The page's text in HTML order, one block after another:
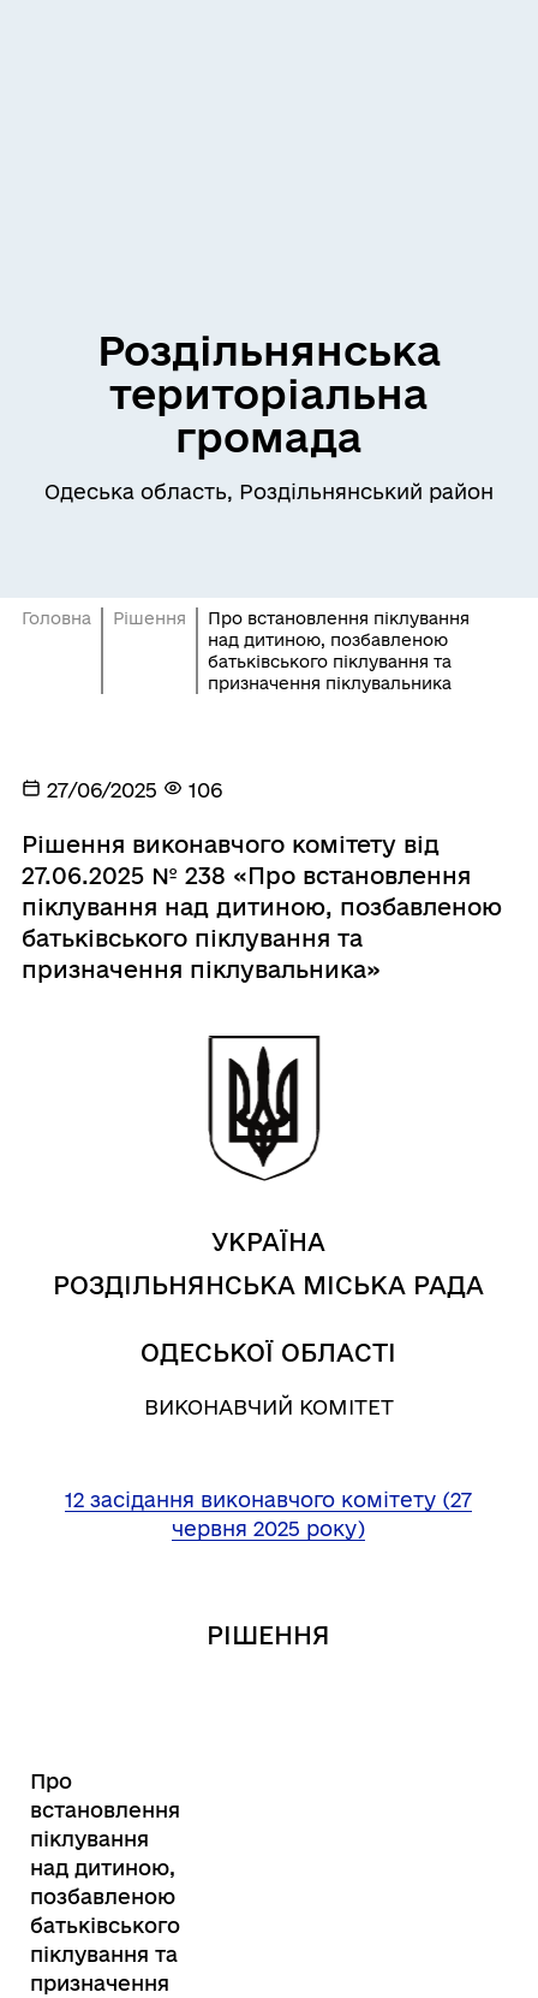
Роздільнянська
територіальна
громада
Одеська область, Роздільнянський район
Головна Рішення
Про встановлення піклування
над дитиною, позбавленою
батьківського піклування та
призначення піклувальника
27/06/2025 106
Рішення виконавчого комітету від
27.06.2025 № 238 «Про встановлення
піклування над дитиною, позбавленою
батьківського піклування та
призначення піклувальника»
УКРАЇНА
РОЗДІЛЬНЯНСЬКА МІСЬКА РАДА
ОДЕСЬКОЇ ОБЛАСТІ
ВИКОНАВЧИЙ КОМІТЕТ
12 засідання виконавчого комітету (27
червня 2025 року)
РІШЕННЯ
Про
встановлення
піклування
над дитиною,
позбавленою
батьківського
піклування та
призначення